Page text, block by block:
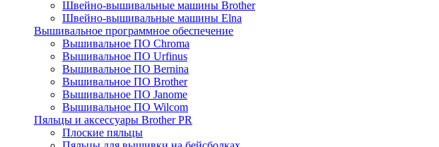
Швейно-вышивальные машины Brother
Швейно-вышивальные машины Elna
Вышивальное программное обеспечение
Вышивальное ПО Chroma
Вышивальное ПО Urfinus
Вышивальное ПО Bernina
Вышивальное ПО Brother
Вышивальное ПО Janome
Вышивальное ПО Wilcom
Пяльцы и аксессуары Brother PR
Плоские пяльцы